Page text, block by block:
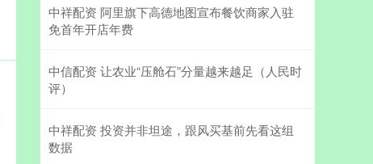
中祥配资 阿里旗下高德地图宣布餐饮商家入驻
免首年开店年费
中信配资 让农业“压舱石”分量越来越足（人民时
评）
中祥配资 投资并非坦途，跟风买基前先看这组
数据